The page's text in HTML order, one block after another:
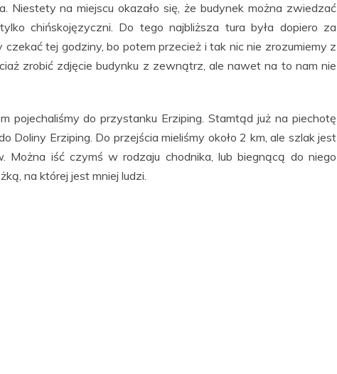
Niestety na miejscu okazało się, że budynek można zwiedzać
chińskojęzyczni. Do tego najbliższa tura była dopiero za
tej godziny, bo potem przecież i tak nic nie zrozumiemy z
zrobić zdjęcie budynku z zewnątrz, ale nawet na to nam nie
pojechaliśmy do przystanku Erziping. Stamtąd już na piechotę
Doliny Erziping. Do przejścia mieliśmy około 2 km, ale szlak jest
Można iść czymś w rodzaju chodnika, lub biegnącą do niego
na której jest mniej ludzi.